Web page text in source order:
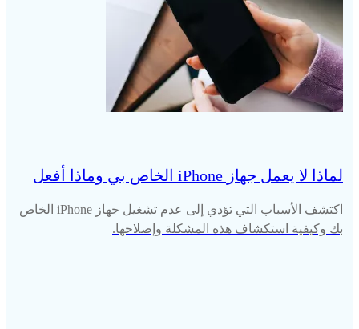
لماذا لا يعمل جهاز iPhone الخاص بي وماذا أفعل
اكتشف الأسباب التي تؤدي إلى عدم تشغيل جهاز iPhone الخاص
بك وكيفية استكشاف هذه المشكلة وإصلاحها.